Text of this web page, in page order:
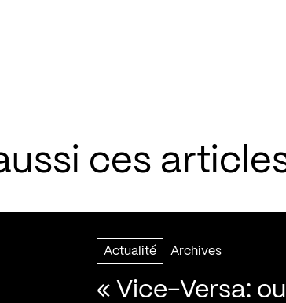
ces
Actualité Archives
« Vice-Versa: